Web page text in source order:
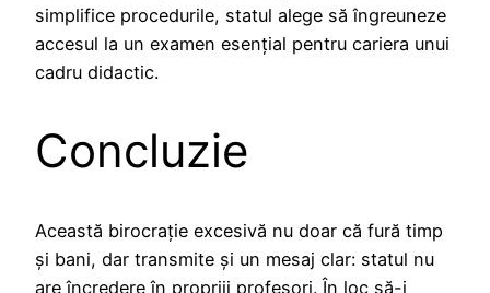
simplifice procedurile, statul alege să îngreuneze
accesul la un examen esențial pentru cariera unui
cadru didactic.
Concluzie
Această birocrație excesivă nu doar că fură timp
și bani, dar transmite și un mesaj clar: statul nu
are încredere în propriii profesori. În loc să-i